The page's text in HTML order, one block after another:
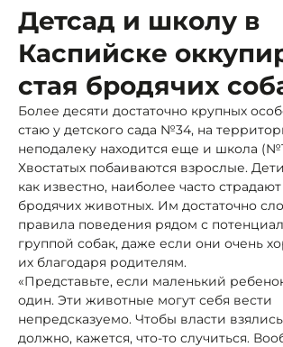
Детсад и школу в
Каспийске
стая бродячих
Более десяти достаточно крупных
стаю у детского сада №34, на
неподалеку находится еще и школа
Хвостатых побаиваются взрослые.
как известно, наиболее часто
бродячих животных. Им достаточно
правила поведения рядом с
группой собак, даже если они очень
их благодаря родителям.
«Представьте, если маленький
один. Эти животные могут себя вести
непредсказуемо. Чтобы власти
должно, кажется, что-то случиться.